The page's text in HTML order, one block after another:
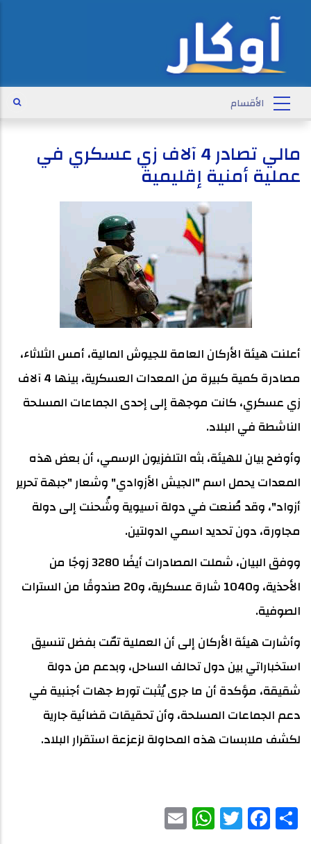
مالي تصادر 4 آلاف زي عسكري في
عملية أمنية إقليمية
أعلنت هيئة الأركان العامة للجيوش المالية، أمس الثلاثاء،
مصادرة كمية كبيرة من المعدات العسكرية، بينها 4 آلاف
زي عسكري، كانت موجهة إلى إحدى الجماعات المسلحة
الناشطة في البلاد.
وأوضح بيان للهيئة، بثه التلفزيون الرسمي، أن بعض هذه
المعدات يحمل اسم "الجيش الأزوادي" وشعار "جبهة تحرير
أزواد"، وقد صُنعت في دولة آسيوية وشُحنت إلى دولة
مجاورة، دون تحديد اسمي الدولتين.
ووفق البيان، شملت المصادرات أيضًا 3280 زوجًا من
الأحذية، و1040 شارة عسكرية، و20 صندوقًا من السترات
الصوفية.
وأشارت هيئة الأركان إلى أن العملية تمّت بفضل تنسيق
استخباراتي بين دول تحالف الساحل، وبدعم من دولة
شقيقة، مؤكدة أن ما جرى يُثبت تورط جهات أجنبية في
دعم الجماعات المسلحة، وأن تحقيقات قضائية جارية
لكشف ملابسات هذه المحاولة لزعزعة استقرار البلاد.
Share
Facebook
Twitter
WhatsApp